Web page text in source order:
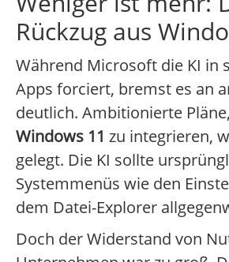
Rückzug aus
Während Microsoft die KI in
Apps forciert, bremst es an
deutlich. Ambitionierte
Windows 11 zu integrieren,
gelegt. Die KI sollte
Systemmenüs wie den
dem Datei-Explorer
Doch der Widerstand von